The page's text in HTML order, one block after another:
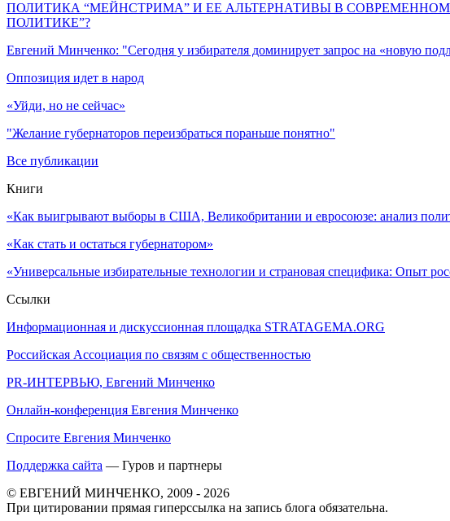
ПОЛИТИКА “МЕЙНСТРИМА” И ЕЕ АЛЬТЕРНАТИВЫ В
ПОЛИТИКЕ”?
Евгений Минченко: "Сегодня у избирателя доминирует запрос на «новую
Оппозиция идет в народ
«Уйди, но не сейчас»
"Желание губернаторов переизбраться пораньше понятно"
Все публикации
Книги
«Как выигрывают выборы в США, Великобритании и евросоюзе: анализ
«Как стать и остаться губернатором»
«Универсальные избирательные технологии и страновая специфика: Опыт
Ссылки
Информационная и дискуссионная площадка STRATAGEMA.ORG
Российская Ассоциация по связям с общественностью
PR-ИНТЕРВЬЮ, Евгений Минченко
Онлайн-конференция Евгения Минченко
Спросите Евгения Минченко
Поддержка сайта — Гуров и партнеры
© ЕВГЕНИЙ МИНЧЕНКО, 2009 - 2026
При цитировании прямая гиперссылка на запись блога обязательна.